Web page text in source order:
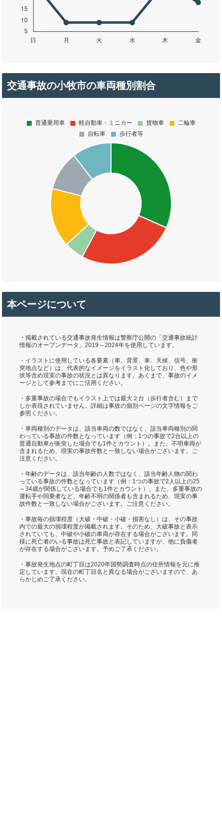
交通事故の小牧市の車両種別割合
本ページについて
・掲載されている交通事故発生情報は警察庁公開の「交通事故統計
情報のオープンデータ」2019～2024年を使用しています。
・イラストに使用している各要素（車、背景、車、天候、信号、衝
突地点など）は、代表的なイメージをイラスト化しており、色や形
状等含め現実の事故の状況とは異なります。あくまで、事故のイメ
ージとして参考までにご活用ください。
・多重事故の場合でもイラスト上では最大２台（歩行者含む）まで
しか表現されていません。詳細は事故の個別ページの文字情報をご
参照ください。
・車両種別のデータは、該当車両の数ではなく、該当車両種別の関
わっている事故の件数となっています（例：1つの事故で2台以上の
普通自動車が衝突した場合でも1件とカウント）。また、不明車両が
含まれるため、現実の事故件数と一致しない場合がございます。ご
注意ください。
・年齢のデータは、該当年齢の人数ではなく、該当年齢人物の関わ
っている事故の件数となっています（例：1つの事故で2人以上の25
～34歳が関係している場合でも1件とカウント）。また、多重事故の
運転手や同乗者など、年齢不明の関係者も含まれるため、現実の事
故件数と一致しない場合がございます。ご注意ください。
・事故毎の損壊程度（大破・中破・小破・損害なし）は、その事故
内での最大の損壊程度が掲載されます。そのため、大破事故と表示
されていても、中破や小破の車両が存在する場合がございます。同
様に死亡者のいる事故は死亡事故と表記していますが、他に負傷者
が存在する場合がございます。予めご了承ください。
・事故発生地点の町丁目は2020年国勢調査時点の住所情報を元に推
定しています。現在の町丁目名と異なる場合がございますので、あ
らかじめご了承ください。